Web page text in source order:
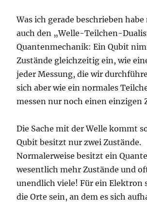
Was ich gerade beschrieben
auch den „Welle-Teilchen-
Quantenmechanik: Ein Qubit
Zustände gleichzeitig ein, wie
jeder Messung, die wir
sich aber wie ein normales
messen nur noch einen einzigen
Die Sache mit der Welle kommt
Qubit besitzt nur zwei Zustände.
Normalerweise besitzt ein
wesentlich mehr Zustände und
unendlich viele! Für ein Elektron
die Orte sein, an dem es sich